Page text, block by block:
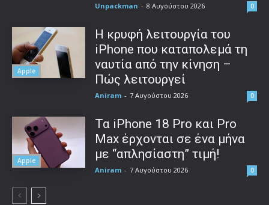
Unpackman - 8 Αυγούστου 2026 0
Apple
Η κρυφή λειτουργία του
iPhone που καταπολεμά τη
ναυτία από την κίνηση –
Πώς λειτουργεί
Aniram - 7 Αυγούστου 2026 0
Apple
Τα iPhone 18 Pro και Pro
Max έρχονται σε ένα μήνα
με “απλησίαστη” τιμή!
Aniram - 7 Αυγούστου 2026 0